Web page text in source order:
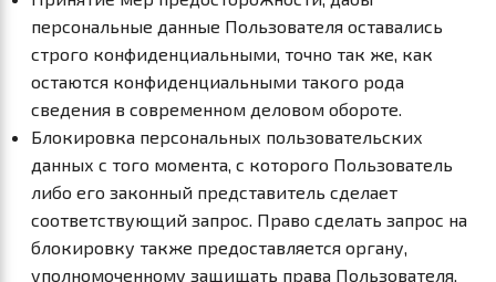
персональные данные Пользователя оставались
строго конфиденциальными, точно так же, как
остаются конфиденциальными такого рода
сведения в современном деловом обороте.
Блокировка персональных пользовательских
данных с того момента, с которого Пользователь
либо его законный представитель сделает
соответствующий запрос. Право сделать запрос на
блокировку также предоставляется органу,
уполномоченному защищать права Пользователя,